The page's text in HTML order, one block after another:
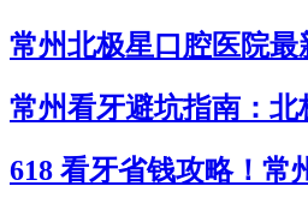
常州北极星口腔医院最
常州看牙避坑指南：北
618 看牙省钱攻略！常